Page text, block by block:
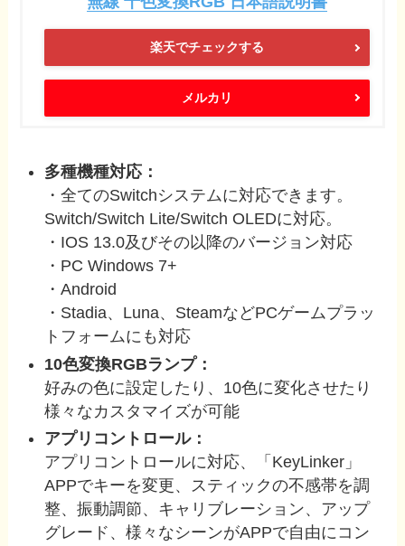
楽天でチェックする
メルカリ
多種機種対応：
・全てのSwitchシステムに対応できます。
Switch/Switch Lite/Switch OLEDに対応。
・IOS 13.0及びその以降のバージョン対応
・PC Windows 7+
・Android
・Stadia、Luna、SteamなどPCゲームプラッ
トフォームにも対応
10色変換RGBランプ：
好みの色に設定したり、10色に変化させたり
様々なカスタマイズが可能
アプリコントロール：
アプリコントロールに対応、「KeyLinker」
APPでキーを変更、スティックの不感帯を調
整、振動調節、キャリブレーション、アップ
グレード、様々なシーンがAPPで自由にコン